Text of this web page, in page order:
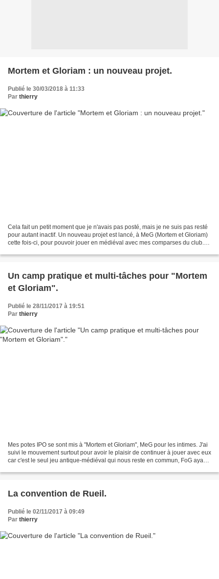
Mortem et Gloriam : un nouveau projet.
Publié le 30/03/2018 à 11:33
Par thierry
Cela fait un petit moment que je n'avais pas posté, mais je ne suis pas resté
pour autant inactif. Un nouveau projet est lancé, à MeG (Mortem et Gloriam)
cette fois-ci, pour pouvoir jouer en médiéval avec mes comparses du club.
Un camp pratique et multi-tâches pour "Mortem
et Gloriam".
Publié le 28/11/2017 à 19:51
Par thierry
Mes potes IPO se sont mis à "Mortem et Gloriam", MeG pour les intimes. J'ai
suivi le mouvement surtout pour avoir le plaisir de continuer à jouer avec eux
car c'est le seul jeu antique-médiéval qui nous reste en commun, FoG ayant
La convention de Rueil.
Publié le 02/11/2017 à 09:49
Par thierry